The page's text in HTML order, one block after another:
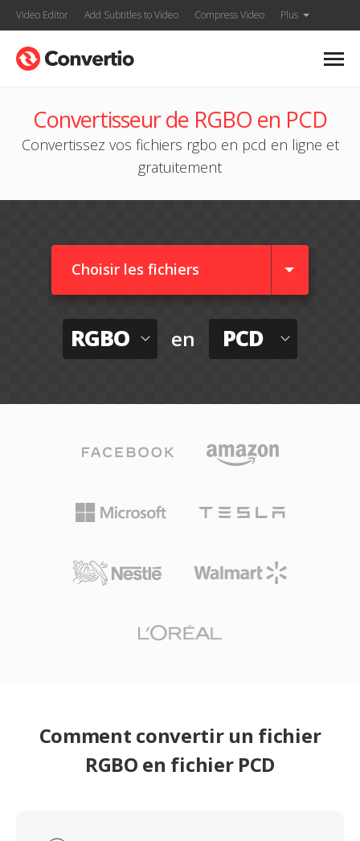
Video Editor Add Subtitles to Video Compress Video Plus
Convertisseur de RGBO en PCD
Convertissez vos fichiers rgbo en pcd en ligne et
gratuitement
Choisir les fichiers
RGBO en PCD
Comment convertir un fichier
RGBO en fichier PCD